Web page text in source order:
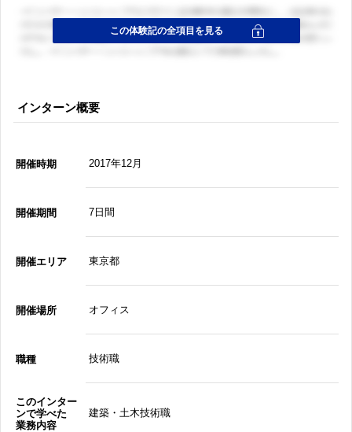
インターン概要
開催時期 2017年12月
開催期間 7日間
開催エリア 東京都
開催場所 オフィス
職種 技術職
このインター
ンで学べた
業務内容
建築・土木技術職